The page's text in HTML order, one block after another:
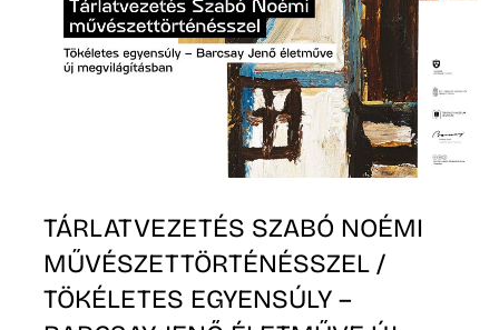
TÁRLATVEZETÉS SZABÓ NOÉMI
MŰVÉSZETTÖRTÉNÉSSZEL /
TÖKÉLETES EGYENSÚLY –